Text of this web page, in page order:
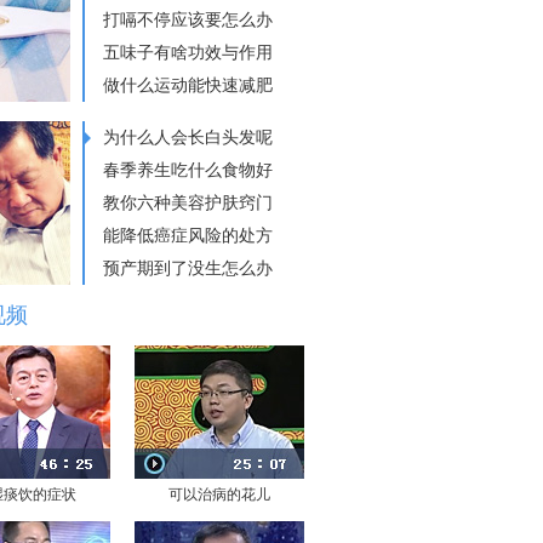
打嗝不停应该要怎么办
五味子有啥功效与作用
做什么运动能快速减肥
为什么人会长白头发呢
春季养生吃什么食物好
教你六种美容护肤窍门
能降低癌症风险的处方
预产期到了没生怎么办
频
痰饮的症状 可以治病的花儿